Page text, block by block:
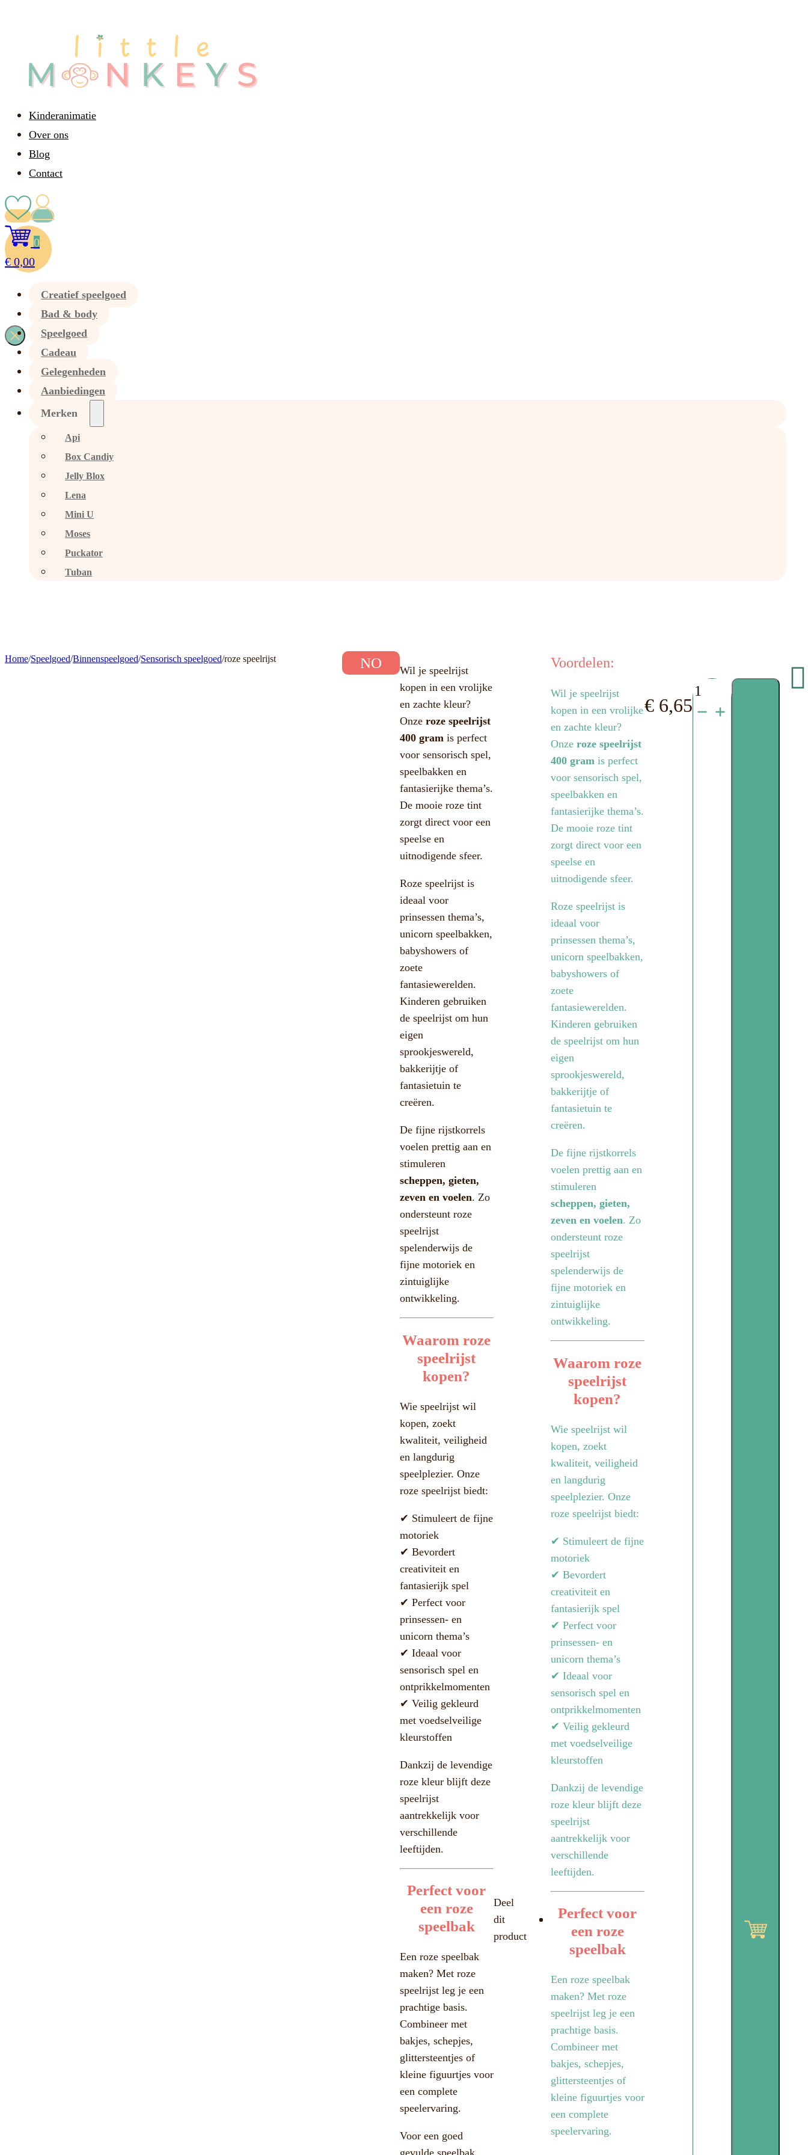
Kinderanimatie
Over ons
Blog
Contact
0
€0,00
Creatief speelgoed
Bad & body
Speelgoed
Cadeau
Gelegenheden
Aanbiedingen
Merken
Api
Box Candiy
Jelly Blox
Lena
Mini U
Moses
Puckator
Tuban
Home/Speelgoed/Binnenspeelgoed/Sensorisch speelgoed/roze speelrijst NO
Wil je speelrijst
kopen in een vrolijke
en zachte kleur?
Onze roze speelrijst
400 gramis perfect
voor sensorisch spel,
speelbakken en
fantasierijke thema’s.
De mooie roze tint
zorgt direct voor een
speelse en
uitnodigende sfeer.
Roze speelrijst is
ideaal voor
prinsessen thema’s,
unicorn speelbakken,
babyshowers of
zoete
fantasiewerelden.
Kinderen gebruiken
de speelrijst om hun
eigen
sprookjeswereld,
bakkerijtje of
fantasietuin te
creëren.
De fijne rijstkorrels
voelen prettig aan en
stimuleren
scheppen, gieten,
zeven en voelen. Zo
ondersteunt roze
speelrijst
spelenderwijs de
fijne motoriek en
zintuiglijke
ontwikkeling.
Waarom roze
speelrijst
kopen?
Wie speelrijst wil
kopen, zoekt
kwaliteit, veiligheid
en langdurig
speelplezier. Onze
roze speelrijst biedt:
✔ Stimuleert de fijne
motoriek
✔ Bevordert
creativiteit en
fantasierijk spel
✔ Perfect voor
prinsessen- en
unicorn thema’s
✔ Ideaal voor
sensorisch spel en
ontprikkelmomenten
✔ Veilig gekleurd
met voedselveilige
kleurstoffen
Dankzij de levendige
roze kleur blijft deze
speelrijst
aantrekkelijk voor
verschillende
leeftijden.
Perfect voor
een roze
speelbak
Een roze speelbak
maken? Met roze
speelrijst leg je een
prachtige basis.
Combineer met
bakjes, schepjes,
glittersteentjes of
kleine figuurtjes voor
een complete
speelervaring.
Voor een goed
gevulde speelbak
Deel
dit
product
Voordelen:
Wil je speelrijst
kopen in een vrolijke
en zachte kleur?
Onze roze speelrijst
400 gramis perfect
voor sensorisch spel,
speelbakken en
fantasierijke thema’s.
De mooie roze tint
zorgt direct voor een
speelse en
uitnodigende sfeer.
Roze speelrijst is
ideaal voor
prinsessen thema’s,
unicorn speelbakken,
babyshowers of
zoete
fantasiewerelden.
Kinderen gebruiken
de speelrijst om hun
eigen
sprookjeswereld,
bakkerijtje of
fantasietuin te
creëren.
De fijne rijstkorrels
voelen prettig aan en
stimuleren
scheppen, gieten,
zeven en voelen. Zo
ondersteunt roze
speelrijst
spelenderwijs de
fijne motoriek en
zintuiglijke
ontwikkeling.
Waarom roze
speelrijst
kopen?
Wie speelrijst wil
kopen, zoekt
kwaliteit, veiligheid
en langdurig
speelplezier. Onze
roze speelrijst biedt:
✔ Stimuleert de fijne
motoriek
✔ Bevordert
creativiteit en
fantasierijk spel
✔ Perfect voor
prinsessen- en
unicorn thema’s
✔ Ideaal voor
sensorisch spel en
ontprikkelmomenten
✔ Veilig gekleurd
met voedselveilige
kleurstoffen
Dankzij de levendige
roze kleur blijft deze
speelrijst
aantrekkelijk voor
verschillende
leeftijden.
Perfect voor
een roze
speelbak
Een roze speelbak
maken? Met roze
speelrijst leg je een
prachtige basis.
Combineer met
bakjes, schepjes,
glittersteentjes of
kleine figuurtjes voor
een complete
speelervaring.
€6,65
roze
speelrijst